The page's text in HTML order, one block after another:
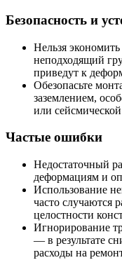
Безопасность и
Нельзя
неподходящий
приведут к
Обезопасьте
заземлением,
или
Частые ошибки
Недостаточный
деформациям и
Использование
часто случаются
целостности
Игнорирование
— в результате
расходы на